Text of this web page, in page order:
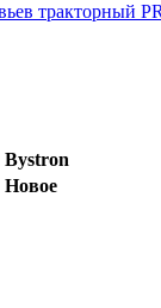
Bystron
Новое